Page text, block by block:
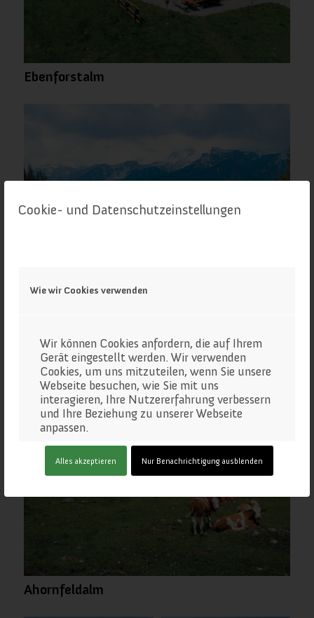
Cookie- und Datenschutzeinstellungen
Wie wir Cookies verwenden
Wir können Cookies anfordern, die auf Ihrem
Gerät eingestellt werden. Wir verwenden
Cookies, um uns mitzuteilen, wenn Sie unsere
Webseite besuchen, wie Sie mit uns
interagieren, Ihre Nutzererfahrung verbessern
und Ihre Beziehung zu unserer Webseite
anpassen.
Klicken Sie auf die verschiedenen
Kategorienüberschriften, um mehr zu
erfahren. Sie können auch einige Ihrer
Einstellungen ändern. Beachten Sie, dass das
Blockieren einiger Arten von Cookies
Auswirkungen auf Ihre Erfahrung auf unseren
Webseite und auf die Dienste haben kann, die
wir anbieten können.
Alles akzeptieren Nur Benachrichtigung ausblenden
Ebenforstalm
Ahornfeldalm